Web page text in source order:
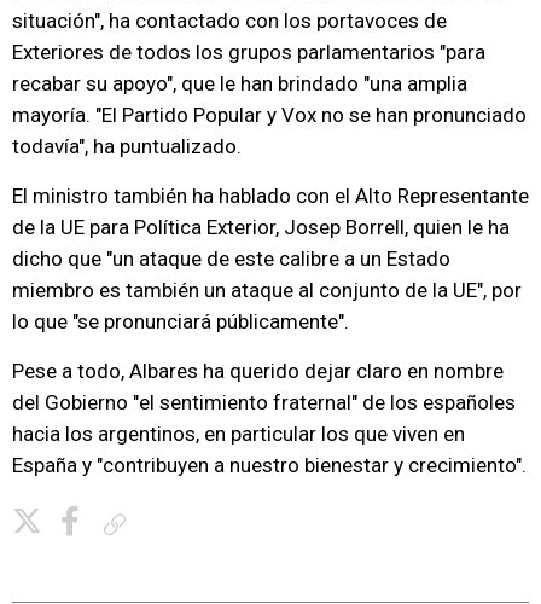
situación", ha contactado con los portavoces de
Exteriores de todos los grupos parlamentarios "para
recabar su apoyo", que le han brindado "una amplia
mayoría. "El Partido Popular y Vox no se han pronunciado
todavía", ha puntualizado.
El ministro también ha hablado con el Alto Representante
de la UE para Política Exterior, Josep Borrell, quien le ha
dicho que "un ataque de este calibre a un Estado
miembro es también un ataque al conjunto de la UE", por
lo que "se pronunciará públicamente".
Pese a todo, Albares ha querido dejar claro en nombre
del Gobierno "el sentimiento fraternal" de los españoles
hacia los argentinos, en particular los que viven en
España y "contribuyen a nuestro bienestar y crecimiento".